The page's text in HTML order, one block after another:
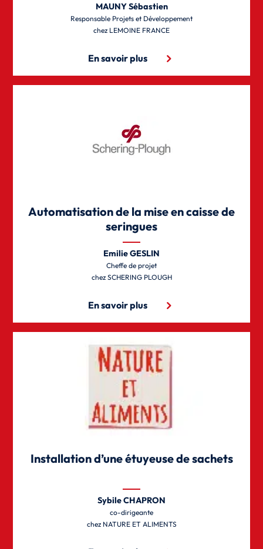
MAUNY Sébastien
Responsable Projets et Développement
LEMOINE FRANCE
En savoir plus
Automatisation de la mise en caisse de
seringues
Emilie GESLIN
Cheffe de projet
SCHERING PLOUGH
En savoir plus
Installation d’une étuyeuse de sachets
Sybile CHAPRON
co-dirigeante
NATURE ET ALIMENTS